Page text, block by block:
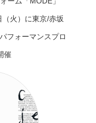
（火）に東京/赤坂
フォーマンスプロ
催